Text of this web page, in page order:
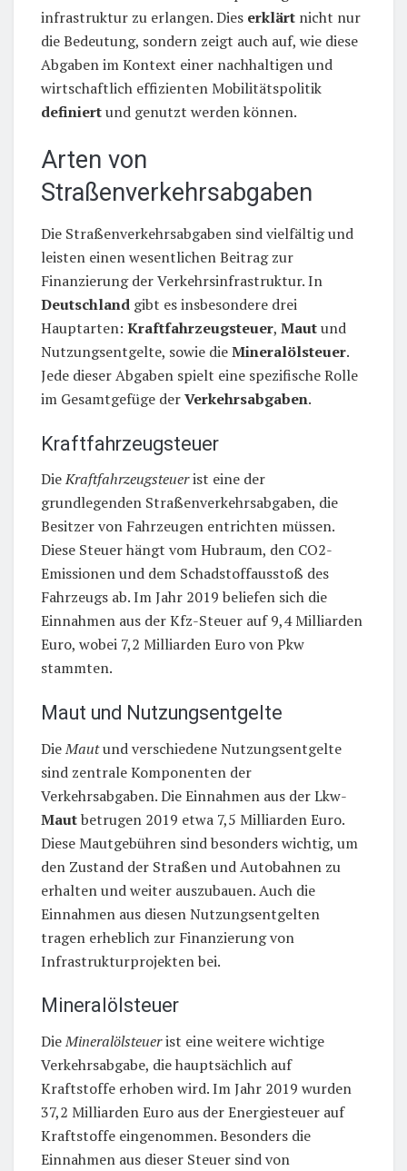
infrastruktur zu erlangen. Dies erklärt nicht nur
die Bedeutung, sondern zeigt auch auf, wie diese
Abgaben im Kontext einer nachhaltigen und
wirtschaftlich effizienten Mobilitätspolitik
definiertund genutzt werden können.
Arten von
Straßenverkehrsabgaben
Die Straßenverkehrsabgaben sind vielfältig und
leisten einen wesentlichen Beitrag zur
Finanzierung der Verkehrsinfrastruktur. In
Deutschland gibt es insbesondere drei
Hauptarten: Kraftfahrzeugsteuer, Mautund
Nutzungsentgelte, sowie dieMineralölsteuer.
Jede dieser Abgaben spielt eine spezifische Rolle
im Gesamtgefüge derVerkehrsabgaben.
Kraftfahrzeugsteuer
DieKraftfahrzeugsteuerist eine der
grundlegenden Straßenverkehrsabgaben, die
Besitzer von Fahrzeugen entrichten müssen.
Diese Steuer hängt vom Hubraum, den CO2-
Emissionen und dem Schadstoffausstoß des
Fahrzeugs ab. Im Jahr 2019 beliefen sich die
Einnahmen aus der Kfz-Steuer auf 9,4 Milliarden
Euro, wobei 7,2 Milliarden Euro von Pkw
stammten.
Maut und Nutzungsentgelte
DieMautund verschiedene Nutzungsentgelte
sind zentrale Komponenten der
Verkehrsabgaben. Die Einnahmen aus der Lkw-
Mautbetrugen 2019 etwa 7,5 Milliarden Euro.
Diese Mautgebühren sind besonders wichtig, um
den Zustand der Straßen und Autobahnen zu
erhalten und weiter auszubauen. Auch die
Einnahmen aus diesen Nutzungsentgelten
tragen erheblich zur Finanzierung von
Infrastrukturprojekten bei.
Mineralölsteuer
DieMineralölsteuerist eine weitere wichtige
Verkehrsabgabe, die hauptsächlich auf
Kraftstoffe erhoben wird. Im Jahr 2019 wurden
37,2 Milliarden Euro aus der Energiesteuer auf
Kraftstoffe eingenommen. Besonders die
Einnahmen aus dieser Steuer sind von